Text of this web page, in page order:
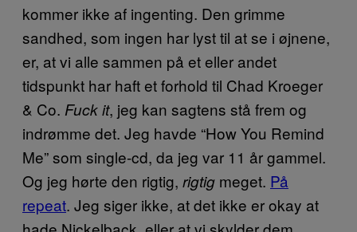
kommer ikke af ingenting. Den grimme
sandhed, som ingen har lyst til at se i øjnene,
er, at vi alle sammen på et eller andet
tidspunkt har haft et forhold til Chad Kroeger
& Co. Fuck it, jeg kan sagtens stå frem og
indrømme det. Jeg havde “How You Remind
Me” som single-cd, da jeg var 11 år gammel.
Og jeg hørte den rigtig, rigtig meget. På
repeat. Jeg siger ikke, at det ikke er okay at